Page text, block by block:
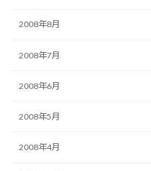
2008年8月
2008年7月
2008年6月
2008年5月
2008年4月